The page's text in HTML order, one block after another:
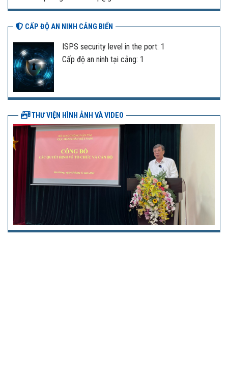
CẤP ĐỘ AN NINH CẢNG BIỂN
ISPS security level in the port: 1
Cấp độ an ninh tại cảng: 1
THƯ VIỆN HÌNH ẢNH VÀ VIDEO